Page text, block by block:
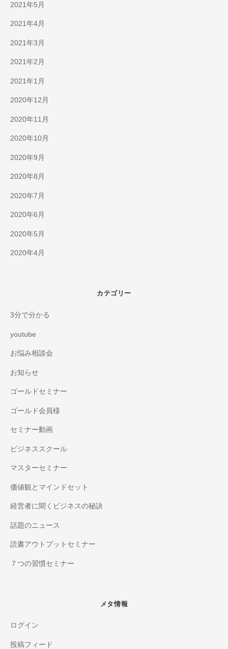
2021年5月
2021年4月
2021年3月
2021年2月
2021年1月
2020年12月
2020年11月
2020年10月
2020年9月
2020年8月
2020年7月
2020年6月
2020年5月
2020年4月
カテゴリー
3分で分かる
youtube
お悩み相談会
お知らせ
ゴールドセミナー
ゴールド会員様
セミナー動画
ビジネススクール
マスターセミナー
価値観とマインドセット
経営者に聞くビジネスの秘訣
話題のニュース
読書アウトプットセミナー
７つの習慣セミナー
メタ情報
ログイン
投稿フィード